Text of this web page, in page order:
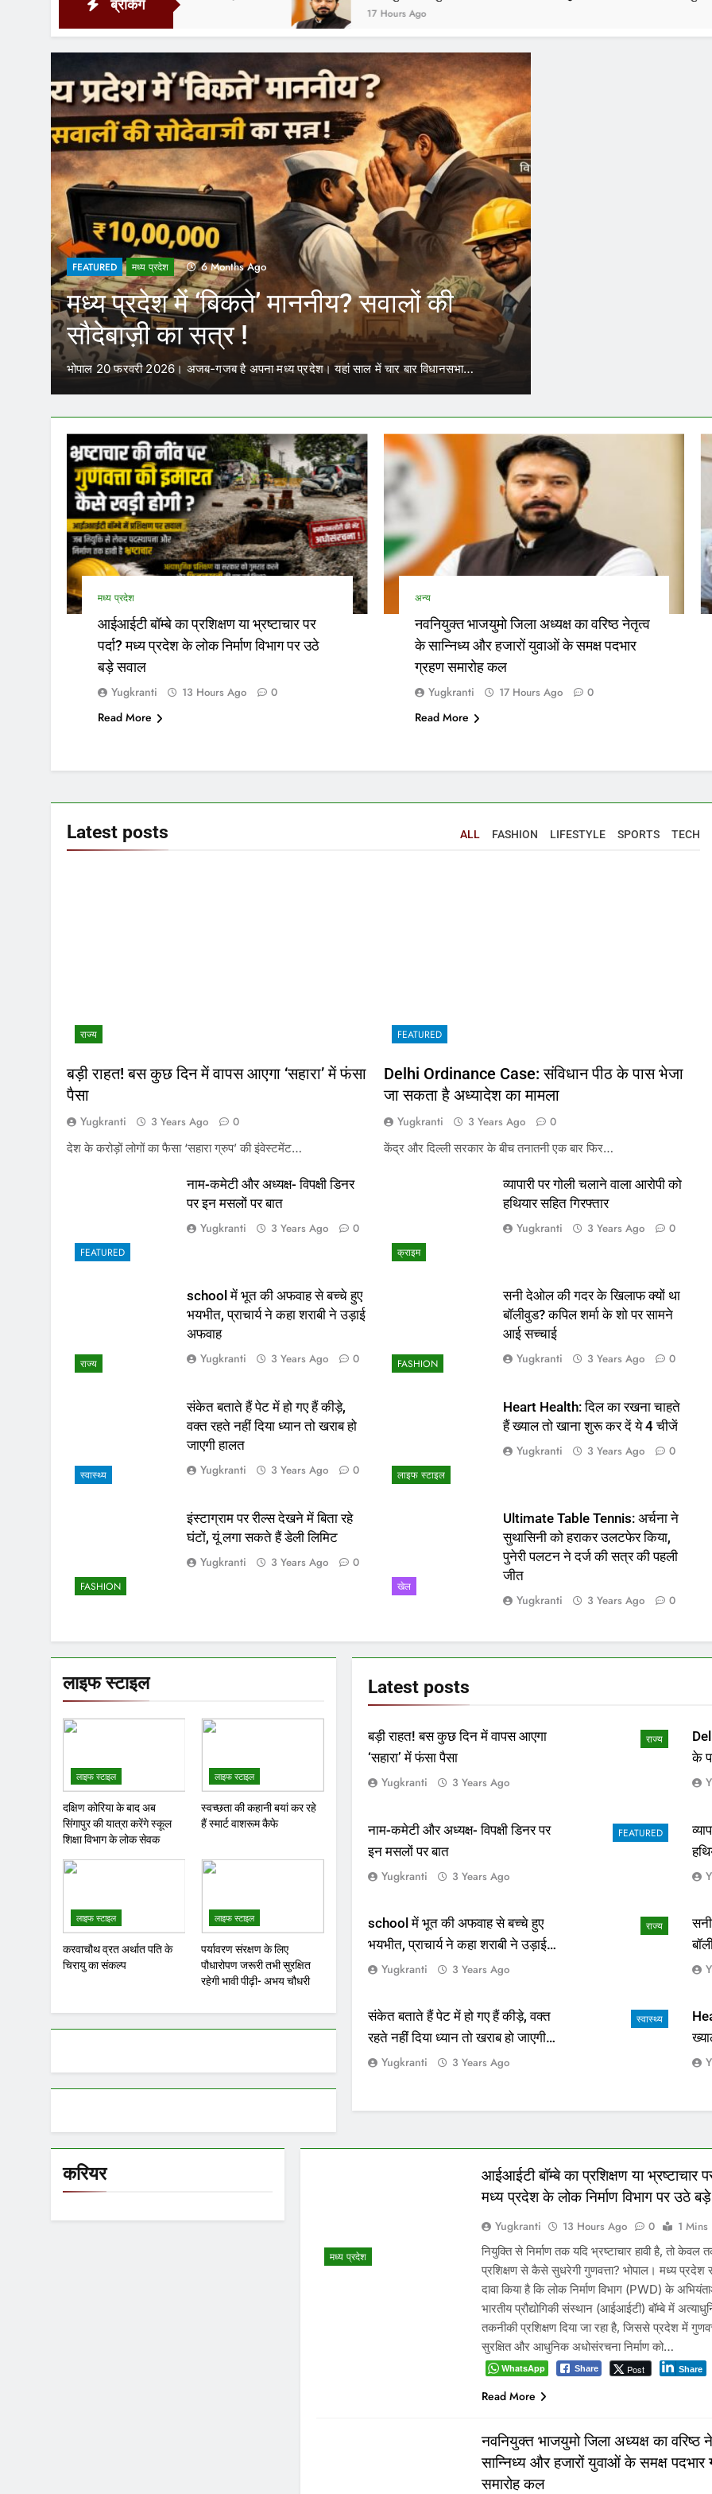
ब्रेकिंग
17 Hours Ago
की
विधानसभा…
FEATURED 1 Year Ago
CM Yogi के फैसले से आउटसोर्स
कर्मचारियों को होगा फायदा, अब अपने जिले
में कर सकेंगे काम
परिवहन निगम में कार्यरत आउटसोर्स कर्मचारियों के जरिए नियुक्त परिचालकों का भी ट्रांसफर हो सकेगा।…
मध्य प्रदेश
आईआईटी बॉम्बे का प्रशिक्षण या भ्रष्टाचार पर
पर्दा? मध्य प्रदेश के लोक निर्माण विभाग पर उठे
बड़े सवाल
Yugkranti 13 Hours Ago 0
Read More
अन्य
नवनियुक्त भाजयुमो जिला अध्यक्ष का वरिष्ठ नेतृत्व
के सान्निध्य और हजारों युवाओं के समक्ष पदभार
ग्रहण समारोह कल
Yugkranti 17 Hours Ago 0
Read More
Latest posts ALL FASHION LIFESTYLE SPORTS TECH
राज्य
बड़ी राहत! बस कुछ दिन में वापस आएगा ‘सहारा’ में फंसा
पैसा
Yugkranti 3 Years Ago
0
देश के करोड़ों लोगों का फैसा ‘सहारा ग्रुप’ की इंवेस्टमेंट…
FEATURED
Delhi Ordinance Case: संविधान पीठ के पास भेजा
जा सकता है अध्यादेश का मामला
Yugkranti 3 Years Ago
0
केंद्र और दिल्ली सरकार के बीच तनातनी एक बार फिर…
FEATURED
नाम-कमेटी और अध्यक्ष- विपक्षी डिनर
पर इन मसलों पर बात
Yugkranti 3 Years Ago 0
क्राइम
व्यापारी पर गोली चलाने वाला आरोपी को
हथियार सहित गिरफ्तार
Yugkranti 3 Years Ago 0
राज्य
school में भूत की अफवाह से बच्चे हुए
भयभीत, प्राचार्य ने कहा शराबी ने उड़ाई
अफवाह
Yugkranti 3 Years Ago 0 FASHION
सनी देओल की गदर के खिलाफ क्यों था
बॉलीवुड? कपिल शर्मा के शो पर सामने
आई सच्चाई
Yugkranti 3 Years Ago 0
स्वास्थ्य
संकेत बताते हैं पेट में हो गए हैं कीड़े,
वक्त रहते नहीं दिया ध्यान तो खराब हो
जाएगी हालत
Yugkranti 3 Years Ago 0 लाइफ स्टाइल
Heart Health: दिल का रखना चाहते
हैं ख्याल तो खाना शुरू कर दें ये 4 चीजें
Yugkranti 3 Years Ago 0
FASHION
इंस्टाग्राम पर रील्स देखने में बिता रहे
घंटों, यूं लगा सकते हैं डेली लिमिट
Yugkranti 3 Years Ago 0
खेल
Ultimate Table Tennis: अर्चना ने
सुथासिनी को हराकर उलटफेर किया,
पुनेरी पलटन ने दर्ज की सत्र की पहली
जीत
Yugkranti 3 Years Ago 0
लाइफ स्टाइल
लाइफ स्टाइल
दक्षिण कोरिया के बाद अब
सिंगापुर की यात्रा करेंगे स्कूल
शिक्षा विभाग के लोक सेवक
लाइफ स्टाइल
स्वच्छता की कहानी बयां कर रहे
हैं स्मार्ट वाशरूम कैफे
लाइफ स्टाइल
करवाचौथ व्रत अर्थात पति के
चिरायु का संकल्प
लाइफ स्टाइल
पर्यावरण संरक्षण के लिए
पौधारोपण जरूरी तभी सुरक्षित
रहेगी भावी पीढ़ी- अभय चौधरी
Latest posts
राज्य
बड़ी राहत! बस कुछ दिन में वापस आएगा
‘सहारा’ में फंसा पैसा
Yugkranti 3 Years Ago
के
FEATURED
नाम-कमेटी और अध्यक्ष- विपक्षी डिनर पर
इन मसलों पर बात
Yugkranti 3 Years Ago
राज्य
school में भूत की अफवाह से बच्चे हुए
भयभीत, प्राचार्य ने कहा शराबी ने उड़ाई
अफवाह
Yugkranti 3 Years Ago
आई
स्वास्थ्य
संकेत बताते हैं पेट में हो गए हैं कीड़े, वक्त
रहते नहीं दिया ध्यान तो खराब हो जाएगी
हालतYugkranti 3 Years Ago
करियर
मध्य प्रदेश
आईआईटी बॉम्बे का प्रशिक्षण या भ्रष्टाचार पर
मध्य प्रदेश के लोक निर्माण विभाग पर उठे
Yugkranti 13 Hours Ago 0
1 Mins
नियुक्ति से निर्माण तक यदि भ्रष्टाचार हावी है, तो केवल
प्रशिक्षण से कैसे सुधरेगी गुणवत्ता? भोपाल। मध्य प्रदेश
दावा किया है कि लोक निर्माण विभाग (PWD) के
भारतीय प्रौद्योगिकी संस्थान (आईआईटी) बॉम्बे में
तकनीकी प्रशिक्षण दिया जा रहा है, जिससे प्रदेश में
सुरक्षित और आधुनिक अधोसंरचना निर्माण को…
WhatsApp Share Post Share
Read More
नवनियुक्त भाजयुमो जिला अध्यक्ष का वरिष्ठ
सान्निध्य और हजारों युवाओं के समक्ष पदभार
समारोह कल